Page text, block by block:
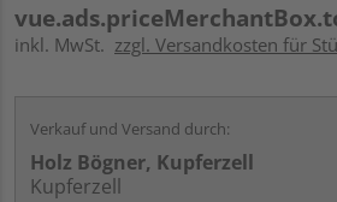
inkl. MwSt. zzgl. Versandkosten für
Verkauf und Versand durch:
Holz Bögner, Kupferzell
Kupferzell